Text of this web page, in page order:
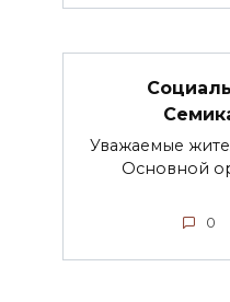
Уважаемые
Основной
0